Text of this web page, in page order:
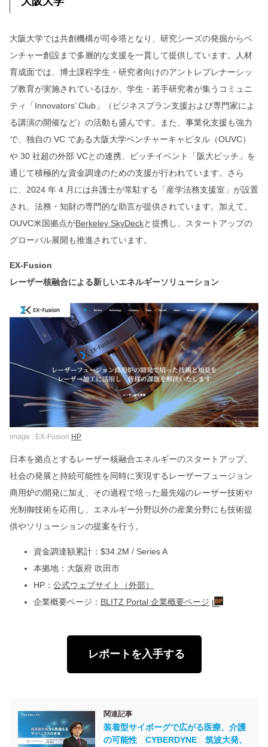
大阪大学では共創機構が司令塔となり、研究シーズの発掘からベ
ンチャー創設まで多層的な支援を一貫して提供しています。人材
育成面では、博士課程学生・研究者向けのアントレプレナーシッ
プ教育が実施されているほか、学生・若手研究者が集うコミュニ
ティ「Innovators’ Club」（ビジネスプラン支援および専門家によ
る講演の開催など）の活動も盛んです。また、事業化支援も強力
で、独自の VC である大阪大学ベンチャーキャピタル（OUVC）
や 30 社超の外部 VCとの連携、ピッチイベント「阪大ピッチ」を
通じて積極的な資金調達のための支援が行われています。さら
に、2024 年 4 月には弁護士が常駐する「産学法務支援室」が設置
され、法務・知財の専門的な助言が提供されています。加えて、
OUVC米国拠点がBerkeley SkyDeckと提携し、スタートアップの
グローバル展開も推進されています。
EX-Fusion
レーザー核融合による新しいエネルギーソリューション
image : EX-Fusion HP
日本を拠点とするレーザー核融合エネルギーのスタートアップ。
社会の発展と持続可能性を同時に実現するレーザーフュージョン
商用炉の開発に加え、その過程で培った最先端のレーザー技術や
光制御技術を応用し、エネルギー分野以外の産業分野にも技術提
供やソリューションの提案を行う。
資金調達額累計：$34.2M / Series A
本拠地：大阪府 吹田市
HP： 公式ウェブサイト（外部）
企業概要ページ： BLITZ Portal 企業概要ページ
レポートを入手する
関連記事
装着型サイボーグで広がる医療、介護
の可能性 CYBERDYNE 筑波大発、